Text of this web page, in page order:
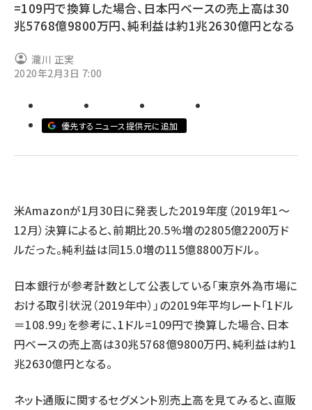
ecbeing (1207)
アスクル (1119)
base (1071)
revico (739)
=109円で換算した場合、日本円ベースの売上高は30
兆5768億9800万円、純利益は約1兆2630億円となる
瀧川 正実
2020年2月3日 7:00
優先するニュース提供元に追加
米Amazonが1月30日に発表した2019年度（2019年1～
12月）決算によると、前期比20.5%増の2805億2200万ド
ルだった。純利益は同15.0増の115億8800万ドル。
日本銀行が参考計数として公表している「東京外為市場に
おける取引状況（2019年中）」の2019年平均レート「1ドル
＝108.99」を参考に、1ドル=109円で換算した場合、日本
円ベースの売上高は30兆5768億9800万円、純利益は約1
兆2630億円となる。
ネット通販に関するセグメント別売上高を見てみると、直販